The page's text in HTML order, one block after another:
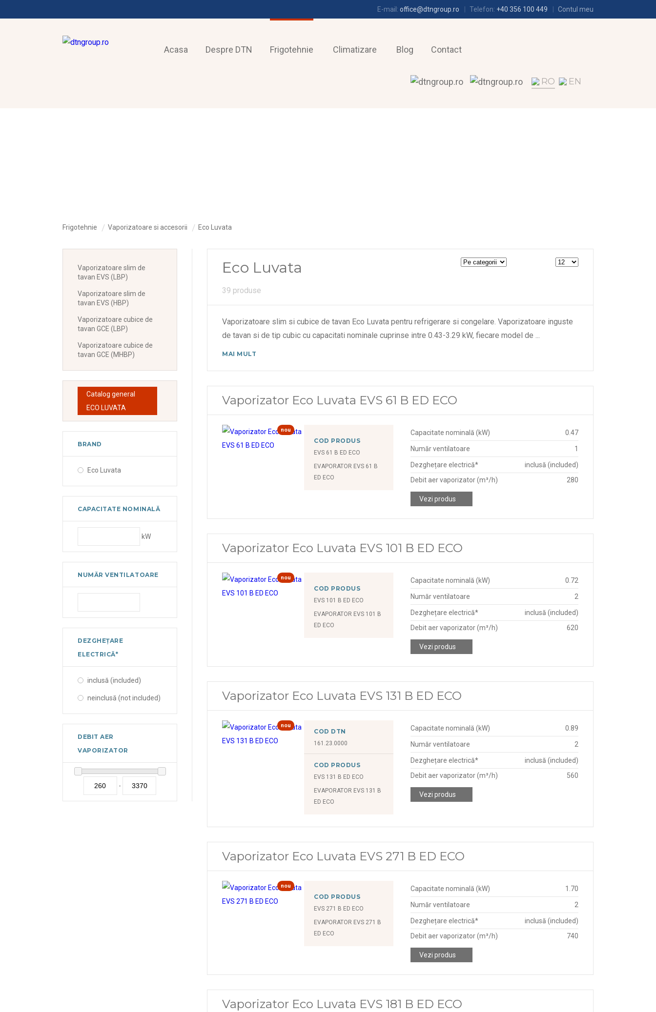
E-mail: office@dtngroup.ro Telefon: +40 356 100 449 Contul meu
Acasa Despre DTN Frigotehnie Climatizare Blog Contact
RO EN
Frigotehnie Vaporizatoare si accesorii Eco Luvata
Vaporizatoare slim de
tavan EVS (LBP)
Vaporizatoare slim de
tavan EVS (HBP)
Vaporizatoare cubice de
tavan GCE (LBP)
Vaporizatoare cubice de
tavan GCE (MHBP)
Catalog general
ECO LUVATA
BRAND
Eco Luvata
CAPACITATE NOMINALĂ
kW
NUMĂR VENTILATOARE
DEZGHEȚARE
ELECTRICĂ*
inclusă (included)
neinclusă (not included)
DEBIT AER
VAPORIZATOR
-
Eco Luvata
39 produse
Vaporizatoare slim si cubice de tavan Eco Luvata pentru refrigerare si congelare. Vaporizatoare inguste
de tavan si de tip cubic cu capacitati nominale cuprinse intre 0.43-3.29 kW, fiecare model de...
MAI MULT
Vaporizator Eco Luvata EVS 61 B ED ECO
nou
COD PRODUS
EVS 61 B ED ECO
EVAPORATOR EVS 61 B
ED ECO
Capacitate nominală (kW) 0.47
Număr ventilatoare 1
Dezghețare electrică*
inclusă (included)
Debit aer vaporizator (m³/h)
280
Vezi produs
Vaporizator Eco Luvata EVS 101 B ED ECO
nou
COD PRODUS
EVS 101 B ED ECO
EVAPORATOR EVS 101 B
ED ECO
Capacitate nominală (kW) 0.72
Număr ventilatoare 2
Dezghețare electrică*
inclusă (included)
Debit aer vaporizator (m³/h)
620
Vezi produs
Vaporizator Eco Luvata EVS 131 B ED ECO
nou
COD DTN
161.23.0000
COD PRODUS
EVS 131 B ED ECO
EVAPORATOR EVS 131 B
ED ECO
Capacitate nominală (kW) 0.89
Număr ventilatoare 2
Dezghețare electrică*
inclusă (included)
Debit aer vaporizator (m³/h)
560
Vezi produs
Vaporizator Eco Luvata EVS 271 B ED ECO
nou
COD PRODUS
EVS 271 B ED ECO
EVAPORATOR EVS 271 B
ED ECO
Capacitate nominală (kW) 1.70
Număr ventilatoare 2
Dezghețare electrică*
inclusă (included)
Debit aer vaporizator (m³/h)
740
Vezi produs
Vaporizator Eco Luvata EVS 181 B ED ECO